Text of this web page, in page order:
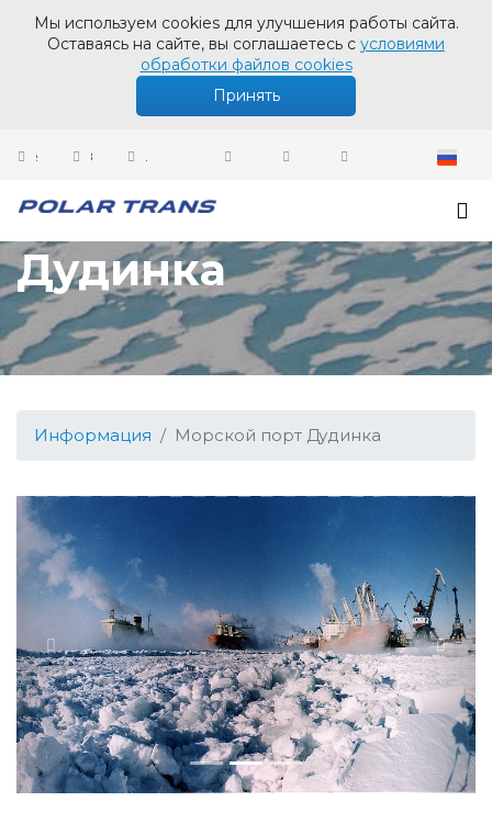
Мы используем cookies для улучшения работы сайта.
Оставаясь на сайте, вы соглашаетесь с условиями
обработки файлов cookies
Принять
sales@polartrans.ru
8 800 100 87 64
Личный кабинет
Морской порт
Дудинка
Информация Морской порт Дудинка